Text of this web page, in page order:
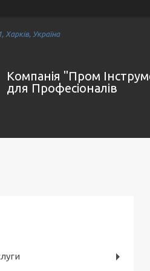
Харків, Україна
Компанія "Пром
для Професіоналів